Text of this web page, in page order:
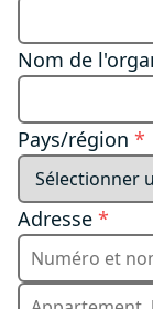
Nom de
Pays/région *
Adresse *